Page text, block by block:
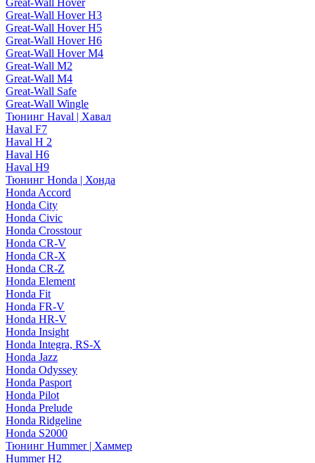
Great-Wall Hover
Great-Wall Hover H3
Great-Wall Hover H5
Great-Wall Hover H6
Great-Wall Hover M4
Great-Wall M2
Great-Wall M4
Great-Wall Safe
Great-Wall Wingle
Тюнинг Haval | Хавал
Haval F7
Haval H 2
Haval H6
Haval H9
Тюнинг Honda | Хонда
Honda Accord
Honda City
Honda Civic
Honda Crosstour
Honda CR-V
Honda CR-X
Honda CR-Z
Honda Element
Honda Fit
Honda FR-V
Honda HR-V
Honda Insight
Honda Integra, RS-X
Honda Jazz
Honda Odyssey
Honda Pasport
Honda Pilot
Honda Prelude
Honda Ridgeline
Honda S2000
Тюнинг Hummer | Хаммер
Hummer H2